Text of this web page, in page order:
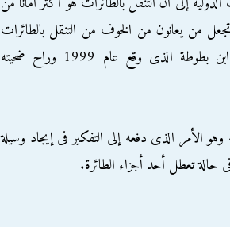
من يعانون من الخوف من التنقل بالطائرات
يتخلصون من هذا الخوف، بالإضافة إلى حادث طائرة ابن بطوطة الذى وقع عام 1999 وراح ضحيته
الأمر الذى دفعه إلى التفكير فى إيجاد وسيلة
تعطل أحد أجزاء الطائرة.